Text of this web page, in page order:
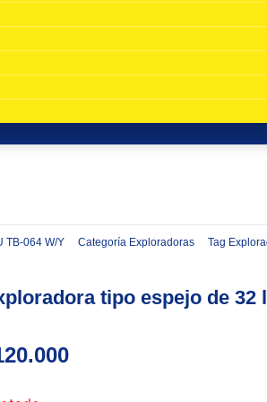
TB-064 W/Y Categoría Exploradoras Tag
tipo espejo de 32